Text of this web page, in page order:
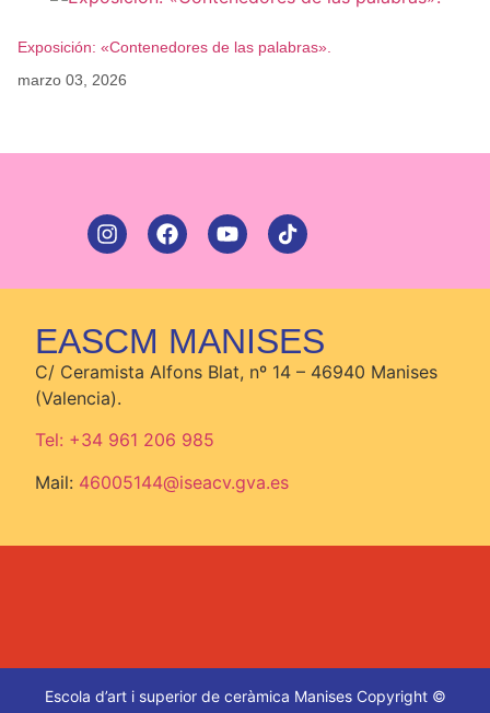
Exposición: «Contenedores de las palabras».
marzo 03, 2026
EASCM MANISES
C/ Ceramista Alfons Blat, nº 14 – 46940 Manises
(Valencia).
Tel: +34 961 206 985
Mail: 46005144@iseacv.gva.es
Escola d’art i superior de ceràmica Manises Copyright ©